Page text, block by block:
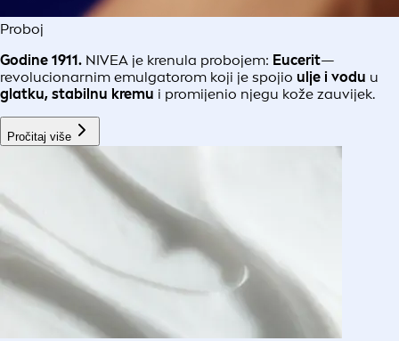
Proboj
Godine 1911. NIVEA je krenula probojem: Eucerit—
revolucionarnim emulgatorom koji je spojio ulje i vodu u
glatku, stabilnu kremu i promijenio njegu kože zauvijek.
Pročitaj više